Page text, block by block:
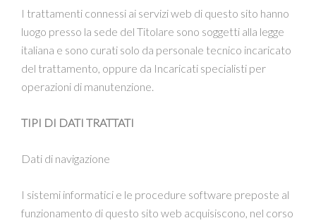
I trattamenti connessi ai servizi web di questo sito hanno
luogo presso la sede del Titolare sono soggetti alla legge
italiana e sono curati solo da personale tecnico incaricato
del trattamento, oppure da Incaricati specialisti per
operazioni di manutenzione.
TIPI DI DATI TRATTATI
Dati di navigazione
I sistemi informatici e le procedure software preposte al
funzionamento di questo sito web acquisiscono, nel corso